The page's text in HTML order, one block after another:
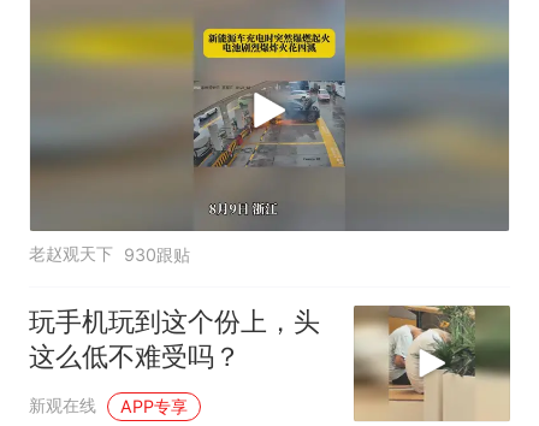
老赵观天下 930跟贴
玩手机玩到这个份上，头
这么低不难受吗？
新观在线 APP专享